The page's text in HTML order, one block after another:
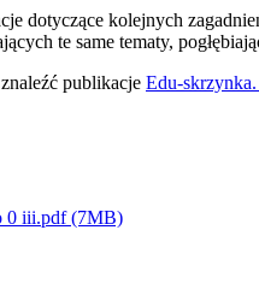
dotyczące kolejnych
te same tematy,
publikacje Edu-
0 iii.pdf (7MB)